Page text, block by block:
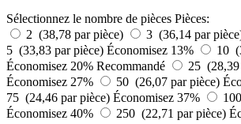
Sélectionnez le nombre de pièces Pièces:
2 (38,78 par pièce)
3 (36,14 par
5 (33,83 par pièce) Économisez 13%
10
Économisez 20% Recommandé
25 (28,39
Économisez 27%
50 (26,07 par pièce)
75 (24,46 par pièce) Économisez 37%
Économisez 40%
250 (22,71 par pièce)